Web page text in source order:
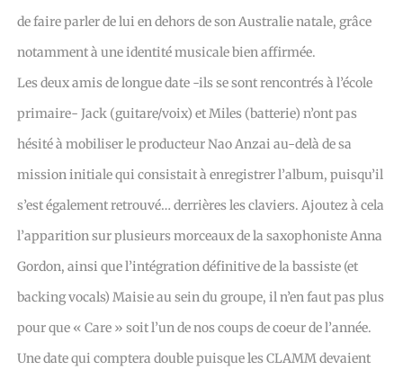
de faire parler de lui en dehors de son Australie natale, grâce
notamment à une identité musicale bien affirmée.
Les deux amis de longue date -ils se sont rencontrés à l’école
primaire- Jack (guitare/voix) et Miles (batterie) n’ont pas
hésité à mobiliser le producteur Nao Anzai au-delà de sa
mission initiale qui consistait à enregistrer l’album, puisqu’il
s’est également retrouvé… derrières les claviers. Ajoutez à cela
l’apparition sur plusieurs morceaux de la saxophoniste Anna
Gordon, ainsi que l’intégration définitive de la bassiste (et
backing vocals) Maisie au sein du groupe, il n’en faut pas plus
pour que « Care » soit l’un de nos coups de coeur de l’année.
Une date qui comptera double puisque les CLAMM devaient